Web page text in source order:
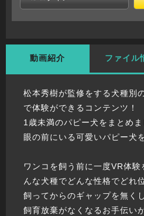
動画紹介 ファイル
松本秀樹が監修をする犬種別
で体験ができるコンテンツ！
1歳未満のパピー犬をまとめま
眼の前にいる可愛いパピー犬
ワンコを飼う前に一度VR体
んな犬種でどんな性格でどれ
飼ってからのギャップを無く
飼育放棄がなくなるお手伝い